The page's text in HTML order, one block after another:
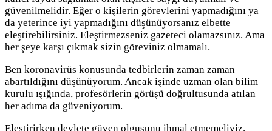
güvenilmelidir. Eğer o kişilerin görevlerini yapmadığını ya
da yeterince iyi yapmadığını düşünüyorsanız elbette
eleştirebilirsiniz. Eleştirmezseniz gazeteci olamazsınız. Ama
her şeye karşı çıkmak sizin göreviniz olmamalı.
Ben koronavirüs konusunda tedbirlerin zaman zaman
abartıldığını düşünüyorum. Ancak işinde uzman olan bilim
kurulu ışığında, profesörlerin görüşü doğrultusunda atılan
her adıma da güveniyorum.
Eleştirirken devlete güven olgusunu ihmal etmemeliyiz.